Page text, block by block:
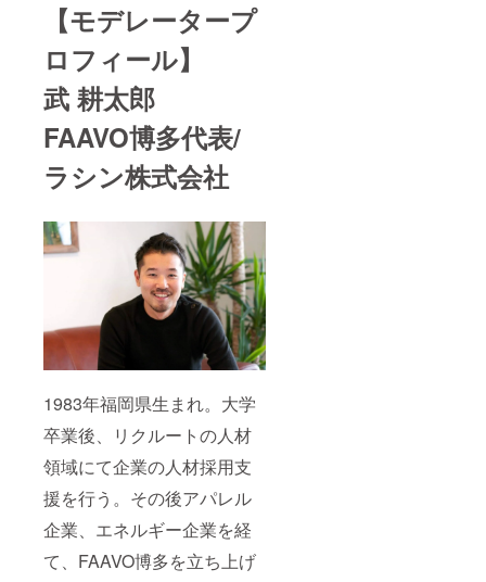
【モデレータープ
ロフィール】
武 耕太郎
FAAVO博多代表/
ラシン株式会社
1983年福岡県生まれ。大学
卒業後、リクルートの人材
領域にて企業の人材採用支
援を行う。その後アパレル
企業、エネルギー企業を経
て、FAAVO博多を立ち上げ